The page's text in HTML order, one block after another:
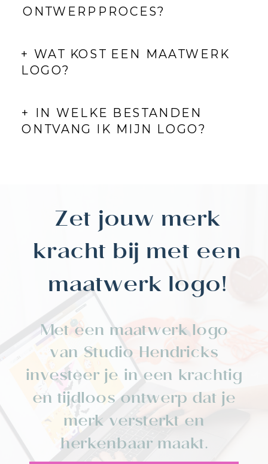
+ IN WELKE BESTANDEN
ONTVANG IK MIJN LOGO?
+ WAT KOST EEN MAATWERK
LOGO?
ONTWERPPROCES?
Zet jouw merk
kracht bij met een
maatwerk logo!
Met een maatwerk logo
van Studio Hendricks
investeer je in een krachtig
en tijdloos ontwerp dat je
merk versterkt en
herkenbaar maakt.